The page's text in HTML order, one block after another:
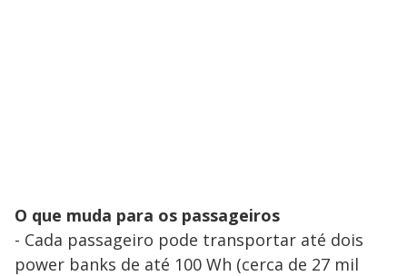
O que muda para os passageiros
- Cada passageiro pode transportar até dois
power banks de até 100 Wh (cerca de 27 mil